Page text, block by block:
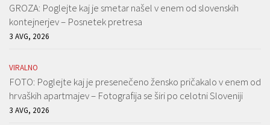
GROZA: Poglejte kaj je smetar našel v enem od slovenskih
kontejnerjev – Posnetek pretresa
3 AVG, 2026
VIRALNO
FOTO: Poglejte kaj je presenečeno žensko pričakalo v enem od
hrvaških apartmajev – Fotografija se širi po celotni Sloveniji
3 AVG, 2026